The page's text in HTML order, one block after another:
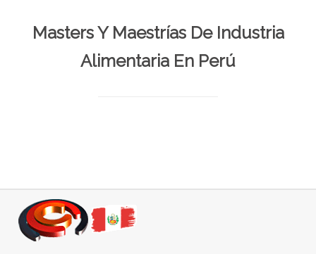
Masters Y Maestrías De Industria
Alimentaria En Perú